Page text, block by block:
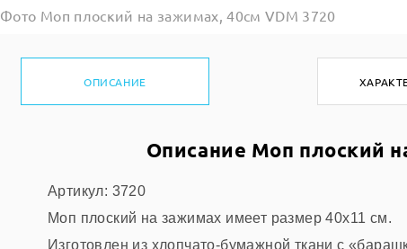
Фото Моп плоский на зажимах, 40см VDM 3720
ОПИСАНИЕ
Описание Моп плоский
Артикул: 3720
Моп плоский на зажимах имеет размер 40х11 см.
Изготовлен из хлопчато-бумажной ткани с